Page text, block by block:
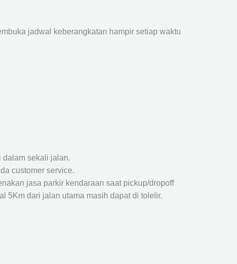
jadwal keberangkatan hampir setiap waktu
dalam sekali jalan.
customer service.
jasa parkir kendaraan saat pickup/dropoff
5Km dari jalan utama masih dapat di tolelir.